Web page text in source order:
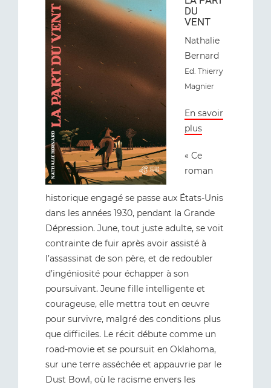
DU
VENT
Nathalie
Bernard
Ed. Thierry
Magnier
En savoir
plus
« Ce
roman
historique engagé se passe aux États-Unis
dans les années 1930, pendant la Grande
Dépression. June, tout juste adulte, se voit
contrainte de fuir après avoir assisté à
l’assassinat de son père, et de redoubler
d’ingéniosité pour échapper à son
poursuivant. Jeune fille intelligente et
courageuse, elle mettra tout en œuvre
pour survivre, malgré des conditions plus
que difficiles. Le récit débute comme un
road-movie et se poursuit en Oklahoma,
sur une terre asséchée et appauvrie par le
Dust Bowl, où le racisme envers les